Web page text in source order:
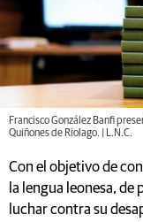
Francisco González Banfi
Quiñones de Riolago. | L.N.C.
Con el objetivo de
la lengua leonesa, de
luchar contra su